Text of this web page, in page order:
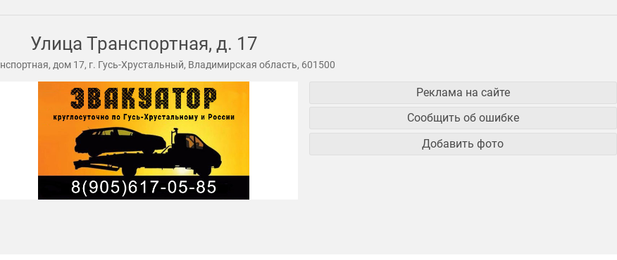
Улица Транспортная, д. 17
дом 17, г. Гусь-Хрустальный, Владимирская область, 601500
Реклама на сайте
Сообщить об ошибке
Добавить фото